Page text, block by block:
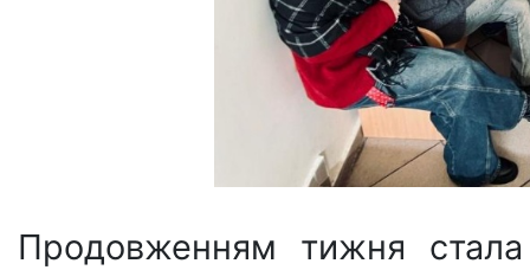
Продовженням тижня